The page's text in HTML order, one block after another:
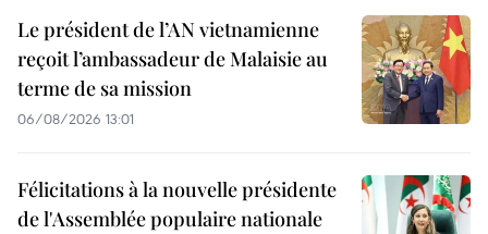
Le président de l’AN vietnamienne
reçoit l’ambassadeur de Malaisie au
terme de sa mission
06/08/2026 13:01
Félicitations à la nouvelle présidente
de l'Assemblée populaire nationale